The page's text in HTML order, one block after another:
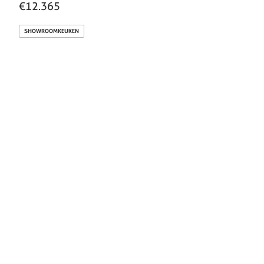
€12.365
SHOWROOMKEUKEN